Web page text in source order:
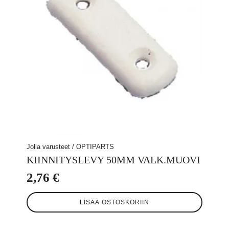
Jolla varusteet / OPTIPARTS
KIINNITYSLEVY 50MM VALK.MUOVI
2,76 €
LISÄÄ OSTOSKORIIN